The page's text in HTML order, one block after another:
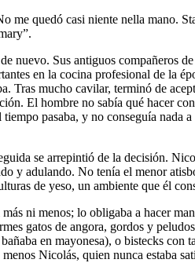
me quedó casi niente nella mano.
nuevo. Sus antiguos compañeros
en la cocina profesional de la
Tras mucho cavilar, terminó de
El hombre no sabía qué hacer
pasaba, y no conseguía
se arrepintió de la decisión.
y adulando. No tenía el menor
de yeso, un ambiente que él
ni menos; lo obligaba a hacer
gatos de angora, gordos y
en mayonesa), o bistecks
Nicolás, quien nunca estaba